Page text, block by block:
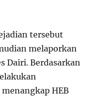
tersebut
melaporkan
Dairi. Berdasarkan
HEB